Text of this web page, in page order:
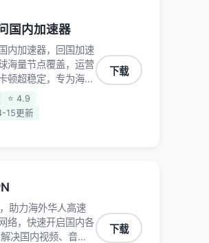
国内加速器
内加速器，回国加速
海量节点覆盖，运营
顿超稳定，专为海外
生打造，帮助海外华
限制，随时高速稳定
⭐ 4.9
15更新
下载
助力海外华人高速
络，快速开启国内各
决国内视频、音乐
下载